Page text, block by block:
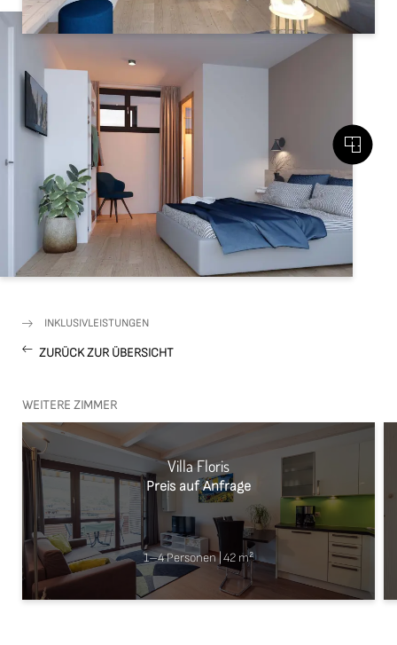
INKLUSIVLEISTUNGEN
ZURÜCK ZUR ÜBERSICHT
WEITERE ZIMMER
Villa Floris
Preis auf Anfrage
1–4 Personen| 42 m²